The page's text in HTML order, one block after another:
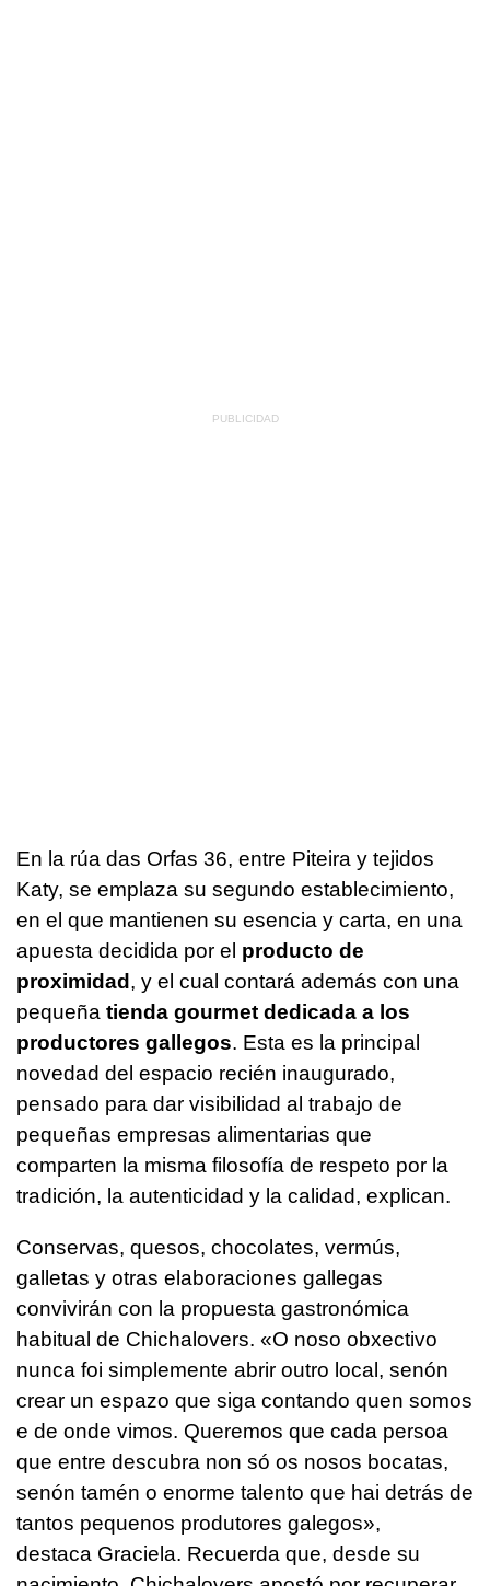
En la rúa das Orfas 36, entre Piteira y tejidos
Katy, se emplaza su segundo establecimiento,
en el que mantienen su esencia y carta, en una
apuesta decidida por el producto de
proximidad , y el cual contará además con una
pequeña tienda gourmet dedicada a los
productores gallegos. Esta es la principal
novedad del espacio recién inaugurado,
pensado para dar visibilidad al trabajo de
pequeñas empresas alimentarias que
comparten la misma filosofía de respeto por la
tradición, la autenticidad y la calidad, explican.
Conservas, quesos, chocolates, vermús,
galletas y otras elaboraciones gallegas
convivirán con la propuesta gastronómica
habitual de Chichalovers. «O noso obxectivo
nunca foi simplemente abrir outro local, senón
crear un espazo que siga contando quen somos
e de onde vimos. Queremos que cada persoa
que entre descubra non só os nosos bocatas,
senón tamén o enorme talento que hai detrás de
tantos pequenos produtores galegos»,
destaca Graciela. Recuerda que, desde su